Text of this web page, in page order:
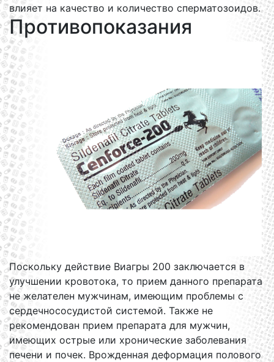
влияет на качество и количество сперматозоидов.
Противопоказания
Поскольку действие Виагры 200 заключается в
улучшении кровотока, то прием данного препарата
не желателен мужчинам, имеющим проблемы с
сердечнососудистой системой. Также не
рекомендован прием препарата для мужчин,
имеющих острые или хронические заболевания
печени и почек. Врожденная деформация полового